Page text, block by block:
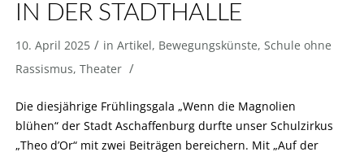
IN DER STADTHALLE
10. April 2025 / in Artikel, Bewegungskünste, Schule ohne
Rassismus, Theater /
Die diesjährige Frühlingsgala „Wenn die Magnolien
blühen“ der Stadt Aschaffenburg durfte unser Schulzirkus
„Theo d’Or“ mit zwei Beiträgen bereichern. Mit „Auf der